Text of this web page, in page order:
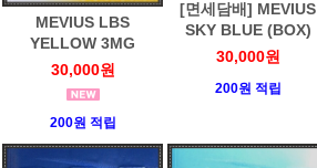
MEVIUS LBS
YELLOW 3MG
30,000원
200원 적립
[면세담배] MEVIUS
SKY BLUE (BOX)
30,000원
200원 적립